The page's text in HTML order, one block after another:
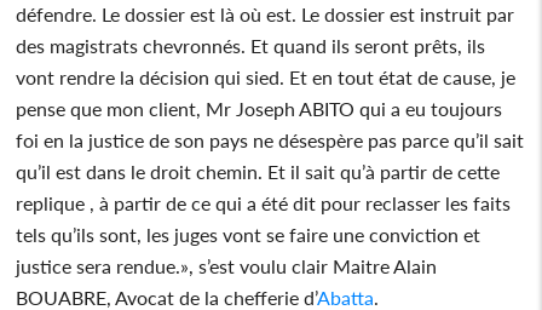
défendre. Le dossier est là où est. Le dossier est instruit par
des magistrats chevronnés. Et quand ils seront prêts, ils
vont rendre la décision qui sied. Et en tout état de cause, je
pense que mon client, Mr Joseph ABITO qui a eu toujours
foi en la justice de son pays ne désespère pas parce qu’il sait
qu’il est dans le droit chemin. Et il sait qu’à partir de cette
replique , à partir de ce qui a été dit pour reclasser les faits
tels qu’ils sont, les juges vont se faire une conviction et
justice sera rendue.», s’est voulu clair Maitre Alain
BOUABRE, Avocat de la chefferie d’Abatta